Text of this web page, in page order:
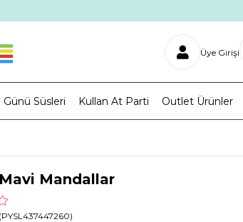
Üye Girişi
Süsleri Kullan At Parti Outlet Ürünler
Mavi Mandallar
(PYSL437447260)